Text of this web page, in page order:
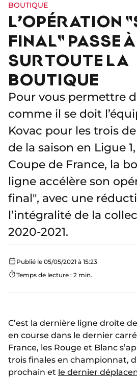
BOUTIQUE
L’OPÉRATION
FINAL" PASSE
SUR TOUTE LA
BOUTIQUE
Pour vous permettre
comme il se doit
Kovac pour les trois
de la saison en Ligue
Coupe de France, la
ligne accélère son
final", avec une
l’intégralité de la
2020-2021.
Publié le 05/05/2021 à 15:23
Temps de lecture : 2 min.
C’est la dernière ligne droite
en course dans le dernier
France, les Rouge et Blanc
trois finales en championnat,
prochain et le dernier